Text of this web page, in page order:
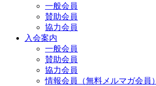
一般会員
賛助会員
協力会員
入会案内
一般会員
賛助会員
協力会員
情報会員（無料メルマガ会員）